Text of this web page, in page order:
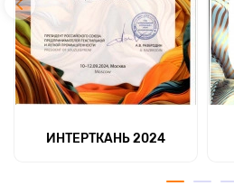
ИНТЕРТКАНЬ 2024